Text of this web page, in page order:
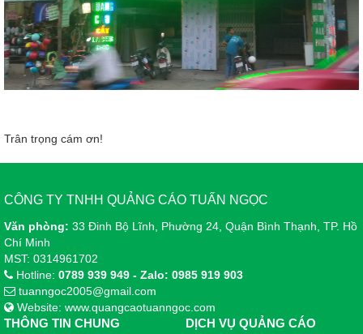
Trân trọng cám ơn!
CÔNG TY TNHH QUẢNG CÁO TUẤN NGỌC
Văn phòng: 33 Đinh Bộ Lĩnh, Phường 24, Quận Bình Thạnh, TP. Hồ
Chí Minh
MST: 0314961702
Hotline: 0789 939 949 - Zalo: 0985 919 903
tuanngoc2005@gmail.com
Website: www.quangcaotuanngoc.com
THÔNG TIN CHUNG DỊCH VỤ QUẢNG CÁO